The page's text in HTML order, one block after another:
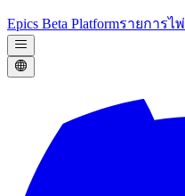
Epics Beta Platformรายการไพ่